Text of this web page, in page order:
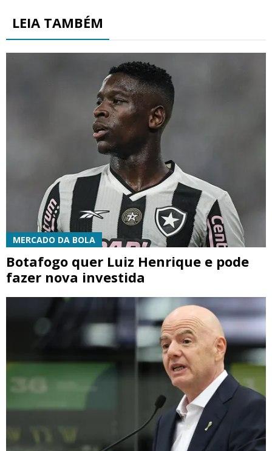
LEIA TAMBÉM
MERCADO DA BOLA
Botafogo quer Luiz Henrique e pode
fazer nova investida